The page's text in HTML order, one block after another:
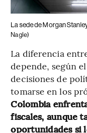
La sede de Morgan
Nagle)
La diferencia
depende, según
decisiones de
tomarse en los
Colombia
fiscales, aunque
oportunidades si